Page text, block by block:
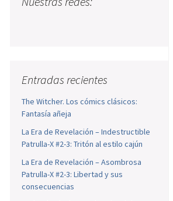
Entradas recientes
The Witcher. Los cómics clásicos:
Fantasía añeja
La Era de Revelación – Indestructible
Patrulla-X #2-3: Tritón al estilo cajún
La Era de Revelación – Asombrosa
Patrulla-X #2-3: Libertad y sus
consecuencias